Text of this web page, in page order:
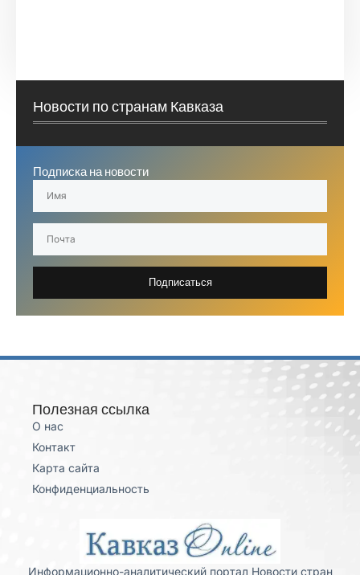
Новости по странам Кавказа
Подписка на новости
Подписаться
Полезная ссылка
О нас
Контакт
Карта сайта
Конфиденциальность
Информационно-аналитический портал Новости стран